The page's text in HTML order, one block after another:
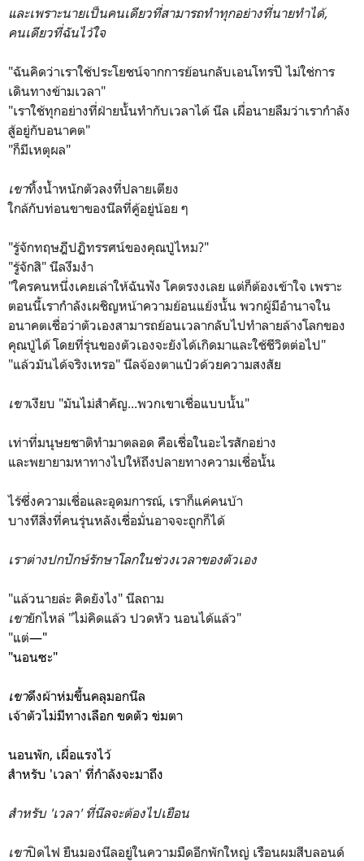
และเพราะนายเป็นคนเดียวที่สามารถทำทุกอย่างที่นายทำได้,
คนเดียวที่ฉันไว้ใจ
"ฉันคิดว่าเราใช้ประโยชน์จากการย้อนกลับเอนโทรปี ไม่ใช่การ
เดินทางข้ามเวลา"
"เราใช้ทุกอย่างที่ฝ่ายนั้นทำกับเวลาได้ นีล เผื่อนายลืมว่าเรากำลัง
สู้อยู่กับอนาคต"
"ก็มีเหตุผล"
เขาทิ้งน้ำหนักตัวลงที่ปลายเตียง
ใกล้กับท่อนขาของนีลที่คู้อยู่น้อย ๆ
"รู้จักทฤษฎีปฏิทรรศน์ของคุณปู่ไหม?"
"รู้จักสิ" นีลงึมงำ
"ใครคนหนึ่งเคยเล่าให้ฉันฟัง โคตรงงเลย แต่ก็ต้องเข้าใจ เพราะ
ตอนนี้เรากำลังเผชิญหน้าความย้อนแย้งนั้น พวกผู้มีอำนาจใน
อนาคตเชื่อว่าตัวเองสามารถย้อนเวลากลับไปทำลายล้างโลกของ
คุณปู่ได้ โดยที่รุ่นของตัวเองจะยังได้เกิดมาและใช้ชีวิตต่อไป"
"แล้วมันได้จริงเหรอ" นีลจ้องตาแป๋วด้วยความสงสัย
เขาเงียบ "มันไม่สำคัญ...พวกเขาเชื่อแบบนั้น"
เท่าที่มนุษยชาติทำมาตลอด คือเชื่อในอะไรสักอย่าง
และพยายามหาทางไปให้ถึงปลายทางความเชื่อนั้น
ไร้ซึ่งความเชื่อและอุดมการณ์, เราก็แค่คนบ้า
บางทีสิ่งที่คนรุ่นหลังเชื่อมั่นอาจจะถูกก็ได้
เราต่างปกปักษ์รักษาโลกในช่วงเวลาของตัวเอง
"แล้วนายล่ะ คิดยังไง" นีลถาม
เขายักไหล่ "ไม่คิดแล้ว ปวดหัว นอนได้แล้ว"
"แต่—"
"นอนซะ"
เขาดึงผ้าห่มขึ้นคลุมอกนีล
เจ้าตัวไม่มีทางเลือก ขดตัว ข่มตา
นอนพัก, เผื่อแรงไว้
สำหรับ 'เวลา' ที่กำลังจะมาถึง
สำหรับ 'เวลา' ที่นีลจะต้องไปเยือน
เขาปิดไฟ ยืนมองนีลอยู่ในความมืดอีกพักใหญ่ เรือนผมสีบลอนด์